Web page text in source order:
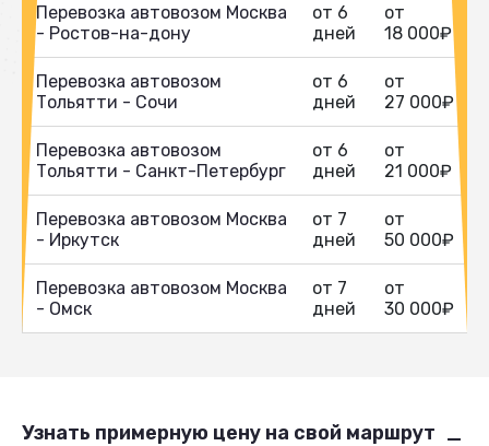
Перевозка автовозом Москва
- Ростов-на-дону
от 6
дней
от
18 000₽
Перевозка автовозом
Тольятти - Сочи
от 6
дней
от
27 000₽
Перевозка автовозом
Тольятти - Санкт-Петербург
от 6
дней
от
21 000₽
Перевозка автовозом Москва
- Иркутск
от 7
дней
от
50 000₽
Перевозка автовозом Москва
- Омск
от 7
дней
от
30 000₽
Узнать примерную цену на свой маршрут